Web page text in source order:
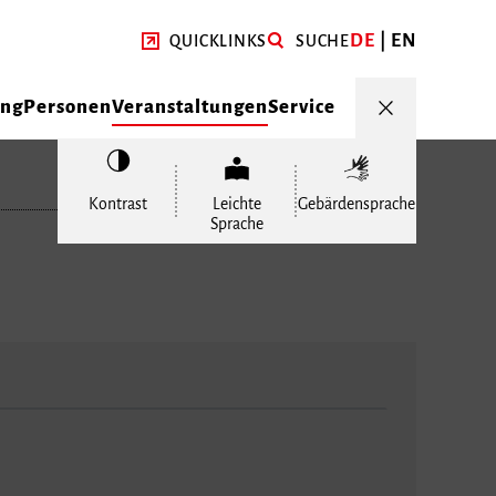
QUICKLINKS SUCHEDE EN
PersonenVeranstaltungenService
Kontrast
Leichte
Sprache
Gebärdensprache